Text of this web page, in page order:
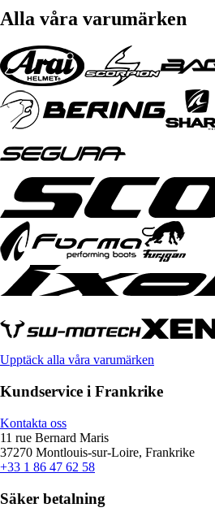
Alla våra varumärken
Upptäck alla våra varumärken
Kundservice i Frankrike
Kontakta oss
11 rue Bernard Maris
37270 Montlouis-sur-Loire, Frankrike
+33 1 86 47 62 58
Säker betalning